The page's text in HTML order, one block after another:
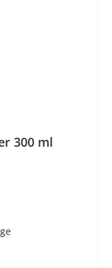
300 ml